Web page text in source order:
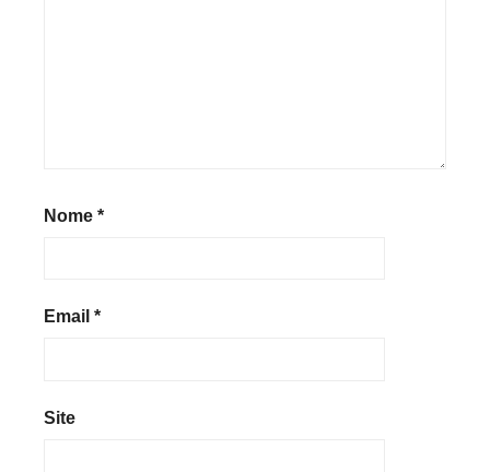
Nome *
Email *
Site